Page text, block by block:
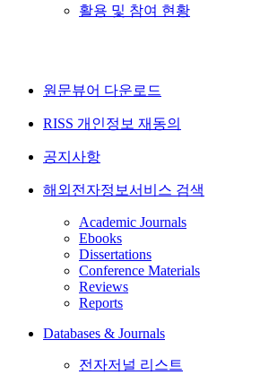
활용 및 참여 현황
원문뷰어 다운로드
RISS 개인정보 재동의
공지사항
해외전자정보서비스 검색
Academic Journals
Ebooks
Dissertations
Conference Materials
Reviews
Reports
Databases & Journals
전자저널 리스트